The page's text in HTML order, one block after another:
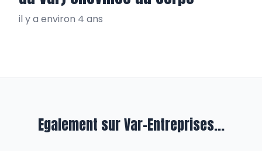
il y a environ 4 ans
Egalement sur Var-Entreprises...